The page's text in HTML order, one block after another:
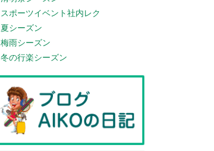
スポーツイベント社内レク
夏シーズン
梅雨シーズン
冬の行楽シーズン